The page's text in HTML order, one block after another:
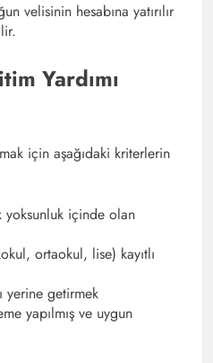
velisinin hesabına yatırılır
Yardımı
için aşağıdaki kriterlerin
yoksunluk içinde olan
ortaokul, lise) kayıtlı
yerine getirmek
yapılmış ve uygun